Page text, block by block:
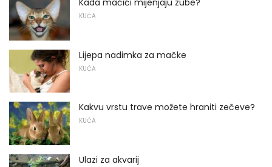
Kada mačići mijenjaju zube?
KUĆA
Lijepa nadimka za mačke
KUĆA
Kakvu vrstu trave možete hraniti zečeve?
KUĆA
Ulazi za akvarij